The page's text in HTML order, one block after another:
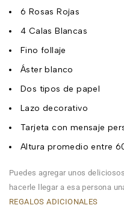
6 Rosas Rojas
4 Calas Blancas
Fino follaje
Áster blanco
Dos tipos de papel
Lazo decorativo
Tarjeta con mensaje
Altura promedio entre
Puedes agregar unos
hacerle llegar a esa persona
REGALOS ADICIONALES